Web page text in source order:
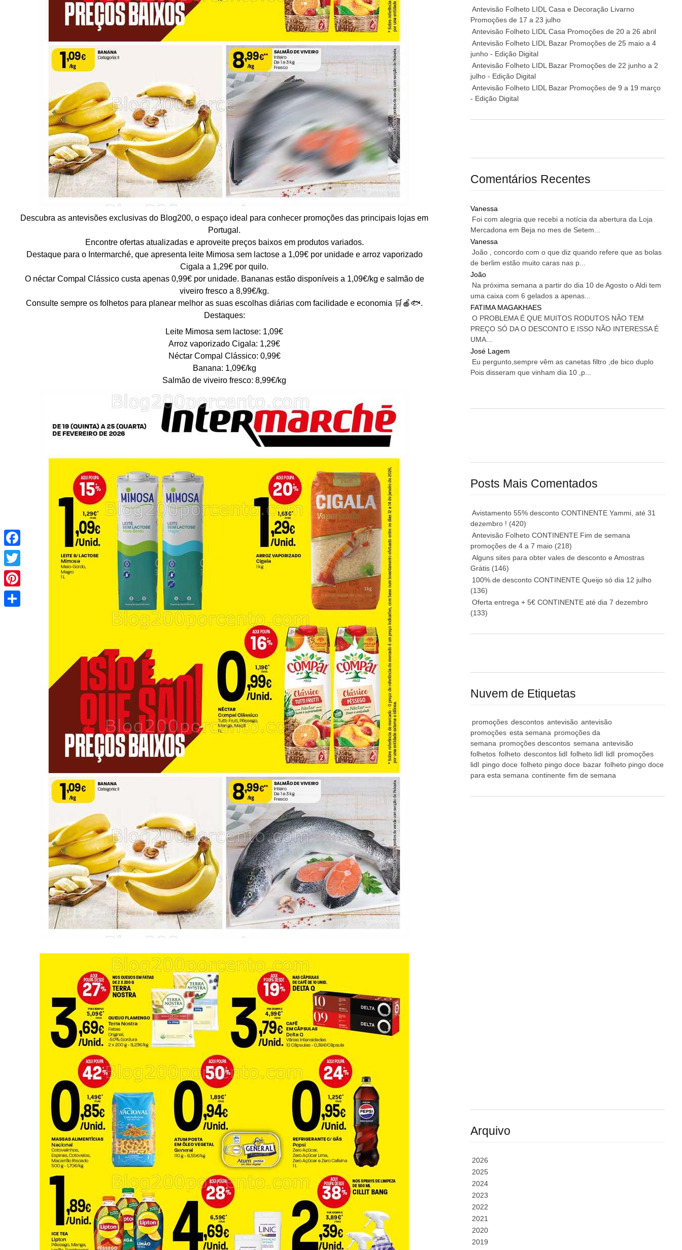
Descubra as antevisões exclusivas do Blog200, o espaço ideal para conhecer promoções das principais lojas em
Portugal.
Encontre ofertas atualizadas e aproveite preços baixos em produtos variados.
Destaque para o Intermarché, que apresenta leite Mimosa sem lactose a 1,09€ por unidade e arroz vaporizado
Cigala a 1,29€ por quilo.
O néctar Compal Clássico custa apenas 0,99€ por unidade. Bananas estão disponíveis a 1,09€/kg e salmão de
viveiro fresco a 8,99€/kg.
Consulte sempre os folhetos para planear melhor as suas escolhas diárias com facilidade e economia 🛒🍎🐟.
Destaques:
Leite Mimosa sem lactose: 1,09€
Arroz vaporizado Cigala: 1,29€
Néctar Compal Clássico: 0,99€
Banana: 1,09€/kg
Salmão de viveiro fresco: 8,99€/kg
Antevisão Folheto LIDL Casa e Decoração Livarno
Promoções de 17 a 23 julho
Antevisão Folheto LIDL Casa Promoções de 20 a 26 abril
Antevisão Folheto LIDL Bazar Promoções de 25 maio a 4
junho - Edição Digital
Antevisão Folheto LIDL Bazar Promoções de 22 junho a 2
julho - Edição Digital
Antevisão Folheto LIDL Bazar Promoções de 9 a 19 março
- Edição Digital
Comentários Recentes
Vanessa
Foi com alegria que recebi a notícia da abertura da Loja
Mercadona em Beja no mes de Setem...
Vanessa
João , concordo com o que diz quando refere que as bolas
de berlim estão muito caras nas p...
João
Na próxima semana a partir do dia 10 de Agosto o Aldi tem
uma caixa com 6 gelados a apenas...
FATIMA MAGAKHAES
O PROBLEMA É QUE MUITOS RODUTOS NÃO TEM
PREÇO SÓ DA O DESCONTO E ISSO NÃO INTERESSA É
UMA...
José Lagem
Eu pergunto,sempre vêm as canetas filtro ,de bico duplo
Pois disseram que vinham dia 10 ,p...
Posts Mais Comentados
Avistamento 55% desconto CONTINENTE Yammi, até 31
dezembro ! (420)
Antevisão Folheto CONTINENTE Fim de semana
promoções de 4 a 7 maio (218)
Alguns sites para obter vales de desconto e Amostras
Grátis (146)
100% de desconto CONTINENTE Queijo só dia 12 julho
(136)
Oferta entrega + 5€ CONTINENTE até dia 7 dezembro
(133)
Nuvem de Etiquetas
promoções descontos antevisão antevisão
promoções esta semana promoções da
semana promoções descontos semana antevisão
folhetos folheto descontos lidl folheto lidl lidl promoções
lidl pingo doce folheto pingo doce bazar folheto pingo doce
para esta semana continente fim de semana
Arquivo
2026
2025
2024
2023
2022
2021
2020
2019